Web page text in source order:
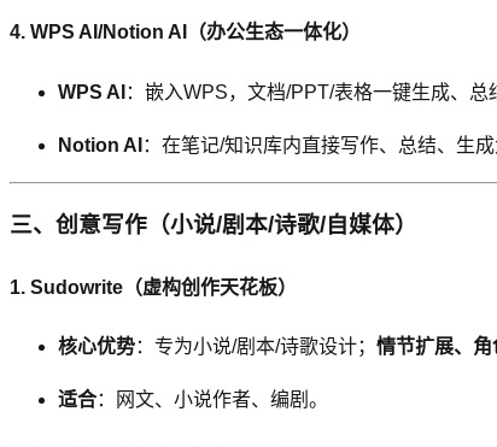
4. WPS AI/Notion AI（办公生态一体化）
WPS AI ：嵌入WPS，文档/PPT/表格一键生成、总
Notion AI ：在笔记/知识库内直接写作、总结、生
三、创意写作（小说/剧本/诗歌/自媒体）
1. Sudowrite（虚构创作天花板）
核心优势：专为小说/剧本/诗歌设计； 情节扩展、
适合：网文、小说作者、编剧。